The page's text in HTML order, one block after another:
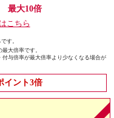
最大10倍
こちら
す。
大倍率です。
与倍率が最大倍率より少なくなる場合が
イント3倍